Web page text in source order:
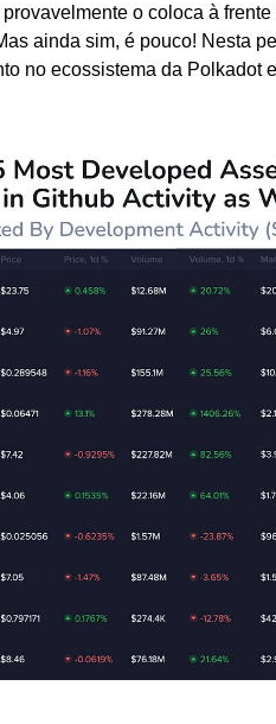
o coloca à
ainda sim, é pouco! Nesta
no ecossistema da Polkadot